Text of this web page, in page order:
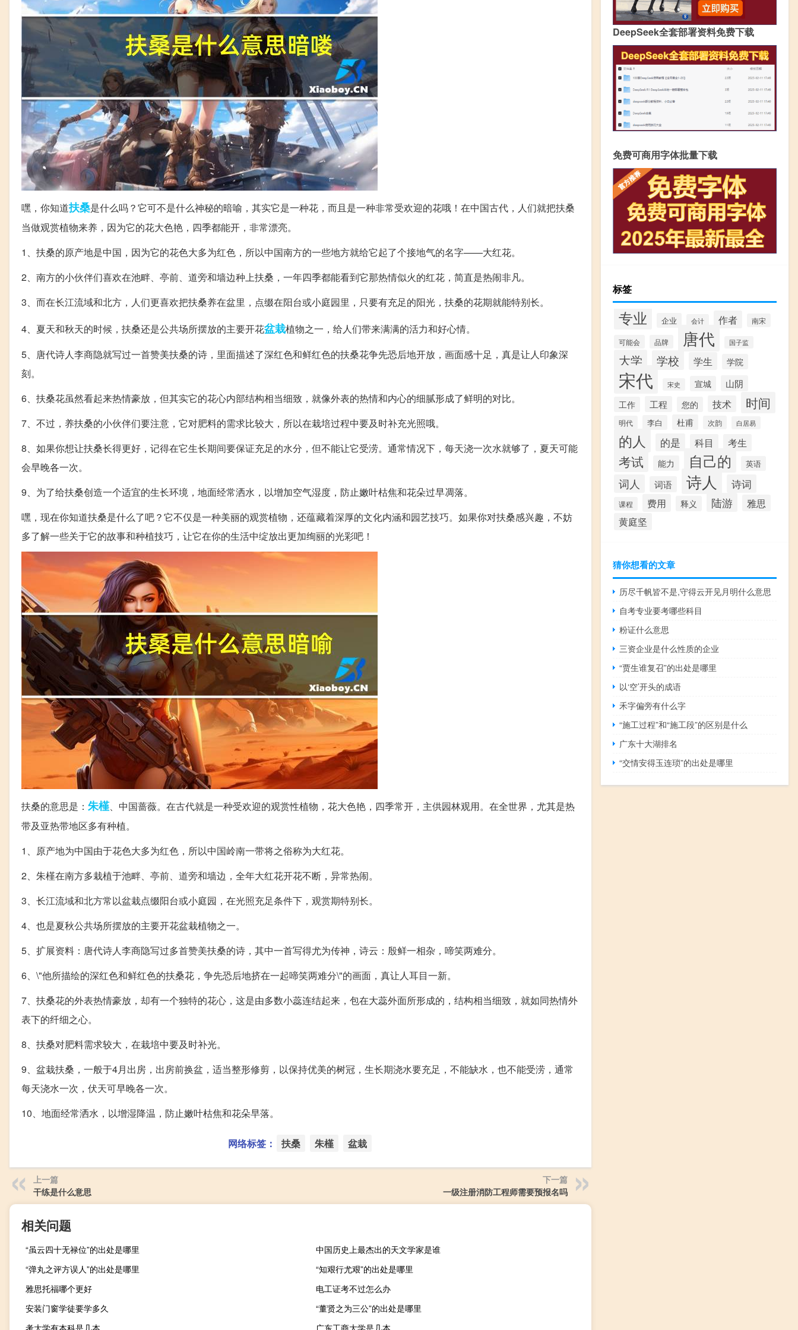
嘿，你知道扶桑是什么吗？它可不是什么神秘的暗喻，其实它是一种花，而且是一种非常受欢迎的花哦！在中国古代，人们就把扶桑
当做观赏植物来养，因为它的花大色艳，四季都能开，非常漂亮。
1、扶桑的原产地是中国，因为它的花色大多为红色，所以中国南方的一些地方就给它起了个接地气的名字——大红花。
2、南方的小伙伴们喜欢在池畔、亭前、道旁和墙边种上扶桑，一年四季都能看到它那热情似火的红花，简直是热闹非凡。
3、而在长江流域和北方，人们更喜欢把扶桑养在盆里，点缀在阳台或小庭园里，只要有充足的阳光，扶桑的花期就能特别长。
4、夏天和秋天的时候，扶桑还是公共场所摆放的主要开花盆栽植物之一，给人们带来满满的活力和好心情。
5、唐代诗人李商隐就写过一首赞美扶桑的诗，里面描述了深红色和鲜红色的扶桑花争先恐后地开放，画面感十足，真是让人印象深
刻。
6、扶桑花虽然看起来热情豪放，但其实它的花心内部结构相当细致，就像外表的热情和内心的细腻形成了鲜明的对比。
7、不过，养扶桑的小伙伴们要注意，它对肥料的需求比较大，所以在栽培过程中要及时补充光照哦。
8、如果你想让扶桑长得更好，记得在它生长期间要保证充足的水分，但不能让它受涝。通常情况下，每天浇一次水就够了，夏天可能
会早晚各一次。
9、为了给扶桑创造一个适宜的生长环境，地面经常洒水，以增加空气湿度，防止嫩叶枯焦和花朵过早凋落。
嘿，现在你知道扶桑是什么了吧？它不仅是一种美丽的观赏植物，还蕴藏着深厚的文化内涵和园艺技巧。如果你对扶桑感兴趣，不妨
多了解一些关于它的故事和种植技巧，让它在你的生活中绽放出更加绚丽的光彩吧！
扶桑的意思是： 朱槿、中国蔷薇。在古代就是一种受欢迎的观赏性植物，花大色艳，四季常开，主供园林观用。在全世界，尤其是热
带及亚热带地区多有种植。
1、原产地为中国由于花色大多为红色，所以中国岭南一带将之俗称为大红花。
2、朱槿在南方多栽植于池畔、亭前、道旁和墙边，全年大红花开花不断，异常热闹。
3、长江流域和北方常以盆栽点缀阳台或小庭园，在光照充足条件下，观赏期特别长。
4、也是夏秋公共场所摆放的主要开花盆栽植物之一。
5、扩展资料：唐代诗人李商隐写过多首赞美扶桑的诗，其中一首写得尤为传神，诗云：殷鲜一相杂，啼笑两难分。
6、\"他所描绘的深红色和鲜红色的扶桑花，争先恐后地挤在一起啼笑两难分\"的画面，真让人耳目一新。
7、扶桑花的外表热情豪放，却有一个独特的花心，这是由多数小蕊连结起来，包在大蕊外面所形成的，结构相当细致，就如同热情外
表下的纤细之心。
8、扶桑对肥料需求较大，在栽培中要及时补光。
9、盆栽扶桑，一般于4月出房，出房前换盆，适当整形修剪，以保持优美的树冠，生长期浇水要充足，不能缺水，也不能受涝，通常
每天浇水一次，伏天可早晚各一次。
10、地面经常洒水，以增湿降温，防止嫩叶枯焦和花朵早落。
网络标签： 扶桑 朱槿 盆栽
上一篇
干练是什么意思
下一篇
一级注册消防工程师需要预报名吗
相关问题
“虽云四十无禄位”的出处是哪里
中国历史上最杰出的天文学家是谁
“弹丸之评方误人”的出处是哪里
“知艰行尤艰”的出处是哪里
雅思托福哪个更好
电工证考不过怎么办
安装门窗学徒要学多久
“董贤之为三公”的出处是哪里
考大学有本科是几本
广东工商大学是几本
DeepSeek全套部署资料免费下载
免费可商用字体批量下载
标签
专业 企业 会计 作者 南宋
可能会 品牌 唐代 国子监
大学 学校 学生 学院
宋代 宋史 宣城 山阴
工作 工程 您的 技术 时间
明代 李白 杜甫 次韵 白居易
的人 的是 科目 考生
考试 能力 自己的 英语
词人 词语 诗人 诗词
课程 费用 释义 陆游 雅思
黄庭坚
猜你想看的文章
历尽千帆皆不是,守得云开见月明什么意思
自考专业要考哪些科目
粉证什么意思
三资企业是什么性质的企业
“贾生谁复召”的出处是哪里
以‘空’开头的成语
禾字偏旁有什么字
“施工过程”和“施工段”的区别是什么
广东十大湖排名
“交情安得玉连琐”的出处是哪里